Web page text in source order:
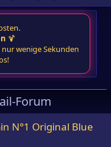
🍹
wenige Sekunden
Forum
N°1 Original Blue